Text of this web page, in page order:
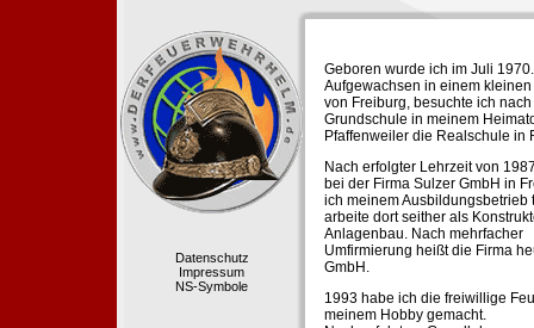
Datenschutz
Impressum
NS-Symbole
Geboren wurde ich im Juli 1970.
Aufgewachsen in einem kleinen
von Freiburg, besuchte ich nach
Grundschule in meinem
Pfaffenweiler die Realschule in
Nach erfolgter Lehrzeit von
bei der Firma Sulzer GmbH in
ich meinem Ausbildungsbetrieb
arbeite dort seither als
Anlagenbau. Nach mehrfacher
Umfirmierung heißt die Firma
GmbH.
1993 habe ich die freiwillige
meinem Hobby gemacht.